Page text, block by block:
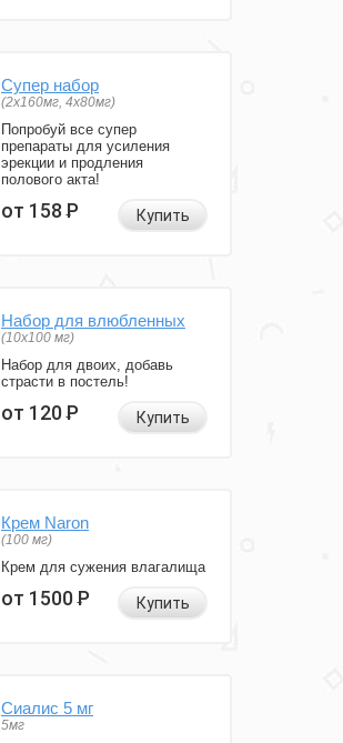
Супер набор
(2х160мг, 4х80мг)
Попробуй все супер
препараты для усиления
эрекции и продления
полового акта!
от 158Р Купить
Набор для влюбленных
(10х100 мг)
Набор для двоих, добавь
страсти в постель!
от 120Р Купить
Крем Naron
(100 мг)
Крем для сужения влагалища
от 1500Р Купить
Сиалис 5 мг
5мг